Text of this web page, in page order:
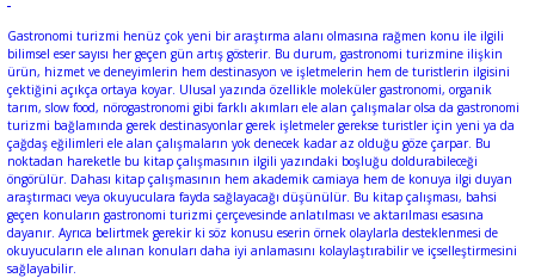
Gastronomi turizmi henüz çok yeni bir araştırma alanı olmasına rağmen konu ile ilgili
bilimsel eser sayısı her geçen gün artış gösterir. Bu durum, gastronomi turizmine ilişkin
ürün, hizmet ve deneyimlerin hem destinasyon ve işletmelerin hem de turistlerin ilgisini
çektiğini açıkça ortaya koyar. Ulusal yazında özellikle moleküler gastronomi, organik
tarım, slow food, nörogastronomi gibi farklı akımları ele alan çalışmalar olsa da gastronomi
turizmi bağlamında gerek destinasyonlar gerek işletmeler gerekse turistler için yeni ya da
çağdaş eğilimleri ele alan çalışmaların yok denecek kadar az olduğu göze çarpar. Bu
noktadan hareketle bu kitap çalışmasının ilgili yazındaki boşluğu doldurabileceği
öngörülür. Dahası kitap çalışmasının hem akademik camiaya hem de konuya ilgi duyan
araştırmacı veya okuyuculara fayda sağlayacağı düşünülür. Bu kitap çalışması, bahsi
geçen konuların gastronomi turizmi çerçevesinde anlatılması ve aktarılması esasına
dayanır. Ayrıca belirtmek gerekir ki söz konusu eserin örnek olaylarla desteklenmesi de
okuyucuların ele alınan konuları daha iyi anlamasını kolaylaştırabilir ve içselleştirmesini
sağlayabilir.